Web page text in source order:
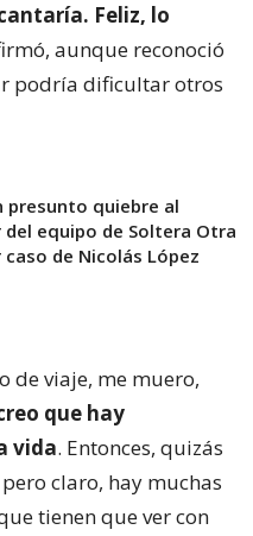
Feliz, lo
aunque reconoció
podría dificultar otros
presunto quiebre al
equipo de Soltera Otra
caso de Nicolás López
de viaje, me muero,
que hay
vida. Entonces, quizás
claro, hay muchas
tienen que ver con